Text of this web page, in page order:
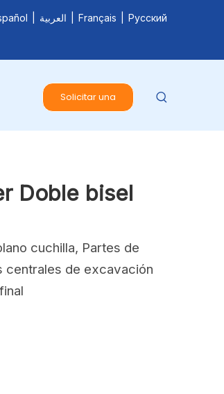
العربية Français Pусский
Solicitar una
Doble bisel
cuchilla, Partes de
centrales de excavación